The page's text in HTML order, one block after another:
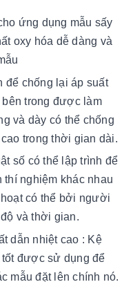
ứng dụng mẫu sấy
oxy hóa dễ dàng và
để chống lại áp suất
trong được làm
và dày có thể chống
trong thời gian dài.
số có thể lập trình để
nghiệm khác nhau
có thể bởi người
và thời gian.
dẫn nhiệt cao : Kệ
được sử dụng để
mẫu đặt lên chính nó.